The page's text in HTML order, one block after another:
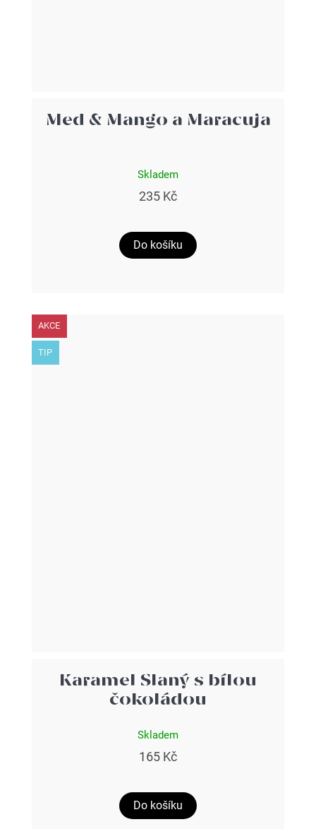
Med & Mango a Maracuja
Skladem
235 Kč
Do košíku
AKCE
TIP
Karamel Slaný s bílou
čokoládou
Skladem
165 Kč
Do košíku